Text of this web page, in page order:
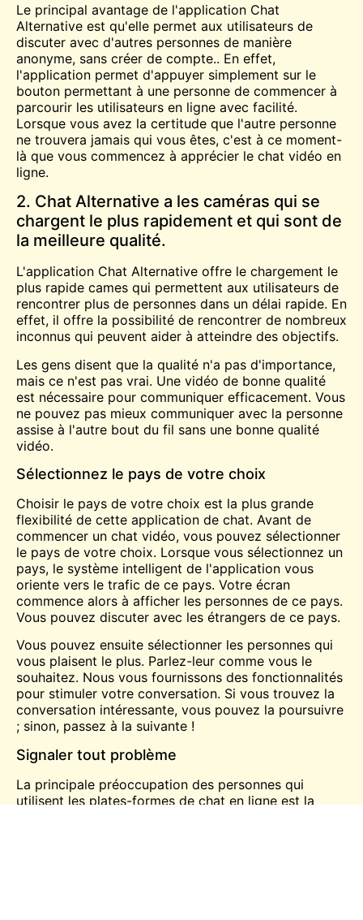
Le principal avantage de l'application Chat
Alternative est qu'elle permet aux utilisateurs de
discuter avec d'autres personnes de manière
anonyme, sans créer de compte.. En effet,
l'application permet d'appuyer simplement sur le
bouton permettant à une personne de commencer à
parcourir les utilisateurs en ligne avec facilité.
Lorsque vous avez la certitude que l'autre personne
ne trouvera jamais qui vous êtes, c'est à ce moment-
là que vous commencez à apprécier le chat vidéo en
ligne.
2. Chat Alternative a les caméras qui se
chargent le plus rapidement et qui sont de
la meilleure qualité.
L'application Chat Alternative offre le chargement le
plus rapide cames qui permettent aux utilisateurs de
rencontrer plus de personnes dans un délai rapide. En
effet, il offre la possibilité de rencontrer de nombreux
inconnus qui peuvent aider à atteindre des objectifs.
Les gens disent que la qualité n'a pas d'importance,
mais ce n'est pas vrai. Une vidéo de bonne qualité
est nécessaire pour communiquer efficacement. Vous
ne pouvez pas mieux communiquer avec la personne
assise à l'autre bout du fil sans une bonne qualité
vidéo.
Sélectionnez le pays de votre choix
Choisir le pays de votre choix est la plus grande
flexibilité de cette application de chat. Avant de
commencer un chat vidéo, vous pouvez sélectionner
le pays de votre choix. Lorsque vous sélectionnez un
pays, le système intelligent de l'application vous
oriente vers le trafic de ce pays. Votre écran
commence alors à afficher les personnes de ce pays.
Vous pouvez discuter avec les étrangers de ce pays.
Vous pouvez ensuite sélectionner les personnes qui
vous plaisent le plus. Parlez-leur comme vous le
souhaitez. Nous vous fournissons des fonctionnalités
pour stimuler votre conversation. Si vous trouvez la
conversation intéressante, vous pouvez la poursuivre
; sinon, passez à la suivante !
Signaler tout problème
La principale préoccupation des personnes qui
utilisent les plates-formes de chat en ligne est la